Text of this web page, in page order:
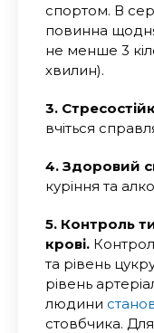
спортом. В
повинна
не менше 3
хвилин).
3.
вчіться
4. Здоровий
куріння та
5. Контроль
крові.
та рівень
рівень
людини
стовбчика.